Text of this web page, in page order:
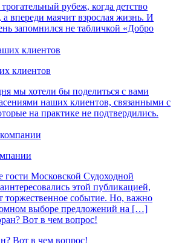
рубеж, когда детство
впереди маячит взрослая жизнь. И
запомнился не табличкой «Добро
клиентов
мы хотели бы поделиться с вами
наших клиентов, связанными с
на практике не подтвердились.
гости Московской Судоходной
этой публикацией,
торжественное событие. Но, важно
выборе предложений на […]
Вот в чем вопрос!